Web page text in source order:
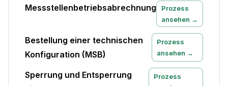
Messstellenbetriebsabrechnung
Prozess
ansehen →
Bestellung einer technischen
Konfiguration (MSB)
Prozess
ansehen →
Sperrung und Entsperrung
Prozess